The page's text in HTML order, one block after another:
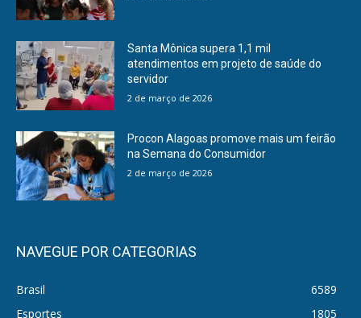
Santa Mônica supera 1,1 mil
atendimentos em projeto de saúde do
servidor
2 de março de 2026
Procon Alagoas promove mais um feirão
na Semana do Consumidor
2 de março de 2026
NAVEGUE POR CATEGORIAS
Brasil
6589
Esportes
1805